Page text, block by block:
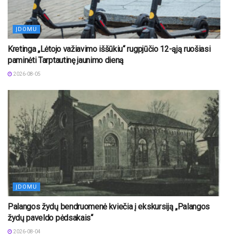
ĮDOMU
Kretinga „Lėtojo važiavimo iššūkiu“ rugpjūčio 12-ąją ruošiasi
paminėti Tarptautinę jaunimo dieną
2026-08-05
ĮDOMU
Palangos žydų bendruomenė kviečia į ekskursiją „Palangos
žydų paveldo pėdsakais“
2026-08-04